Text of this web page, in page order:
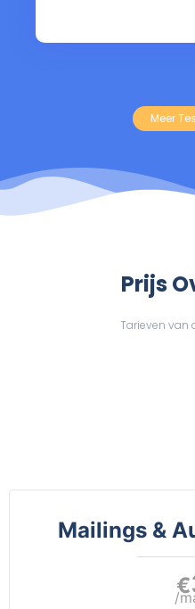
Meer
Prijs
Tarieven van
Mailings &
€
/